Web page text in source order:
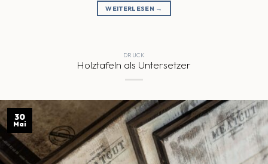
WEITERLESEN →
DRUCK
Holztafeln als Untersetzer
30
Mai